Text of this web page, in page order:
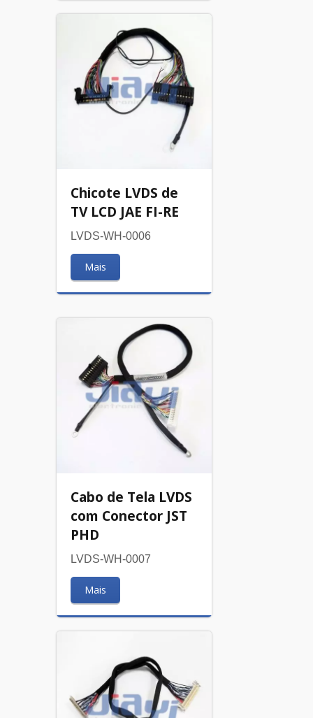
Chicote LVDS de
TV LCD JAE FI-RE
LVDS-WH-0006
Mais
Cabo de Tela LVDS
com Conector JST
PHD
LVDS-WH-0007
Mais